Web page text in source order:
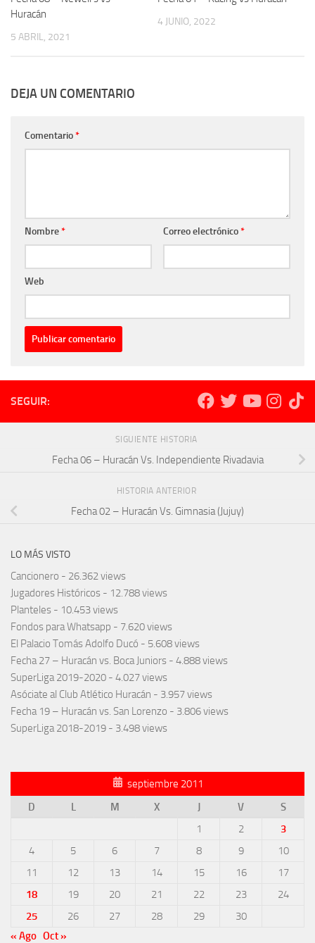
Huracán
5 ABRIL, 2021
4 JUNIO, 2022
DEJA UN COMENTARIO
Comentario*
Nombre* Correo electrónico*
Web
SEGUIR:
SIGUIENTE HISTORIA
Fecha 06 – Huracán Vs. Independiente Rivadavia
HISTORIA ANTERIOR
Fecha 02 – Huracán Vs. Gimnasia (Jujuy)
LO MÁS VISTO
Cancionero - 26.362 views
Jugadores Históricos - 12.788 views
Planteles - 10.453 views
Fondos para Whatsapp - 7.620 views
El Palacio Tomás Adolfo Ducó - 5.608 views
Fecha 27 – Huracán vs. Boca Juniors - 4.888 views
SuperLiga 2019-2020 - 4.027 views
Asóciate al Club Atlético Huracán - 3.957 views
Fecha 19 – Huracán vs. San Lorenzo - 3.806 views
SuperLiga 2018-2019 - 3.498 views
septiembre 2011
D
L M X J V
S
1
2
3
4
5 6 7 8 9
10
11
12 13 14 15 16
17
18
19 20 21 22 23
24
25
26 27 28 29
30
« Ago Oct »